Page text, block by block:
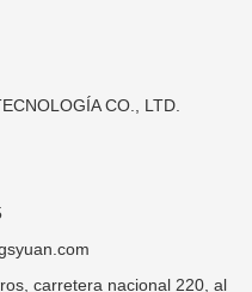
CO., LTD.
carretera nacional 220, al